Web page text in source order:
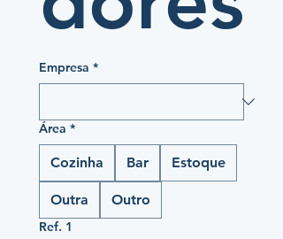
Empresa *
Área *
Cozinha Bar Estoque
Outra Outro
Ref. 1